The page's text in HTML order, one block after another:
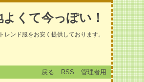
くて今っぽい！
レンド服をお安く提供しております。
戻る RSS 管理者用